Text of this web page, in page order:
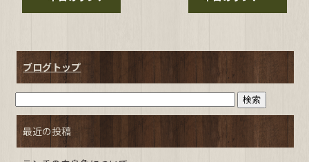
ブログトップ
最近の投稿